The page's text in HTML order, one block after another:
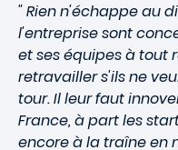
" Rien n'échappe au
l'entreprise sont
et ses équipes à tout
retravailler s'ils ne
tour. Il leur faut
France, à part les
encore à la traîne en